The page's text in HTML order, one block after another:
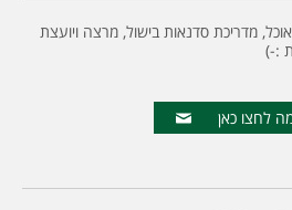
מדריכת סדנאות בישול, מרצה ויועצת
:-)
לחצו כאן